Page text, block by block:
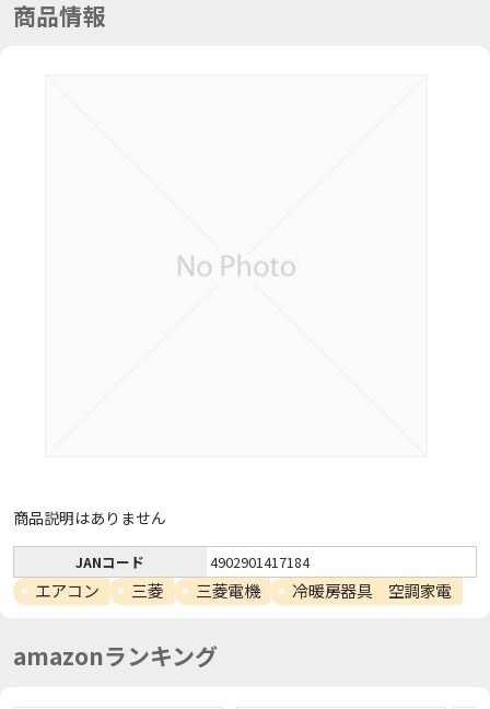
商品情報
商品説明はありません
JANコード 4902901417184
エアコン 三菱 三菱電機 冷暖房器具 空調家電
amazonランキング